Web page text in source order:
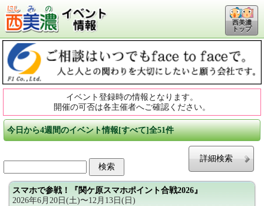
西美濃
トップ
イベント登録時の情報となります。
開催の可否は各主催者へご確認ください。
今日から4週間のイベント情報[すべて]全51件
詳細検索
スマホで参戦！『関ケ原スマホポイント合戦2026』
2026年6月20日(土)〜12月13日(日)